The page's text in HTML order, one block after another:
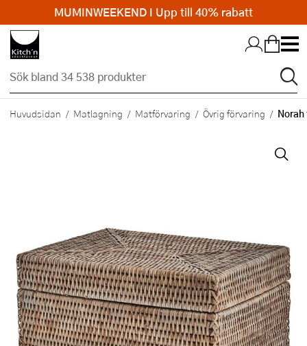
Hopp till huvudinnehållet
Huvudsidan Matlagning Matförvaring Övrig förvaring
MUMINWEEKEND I Upp till 40% rabatt